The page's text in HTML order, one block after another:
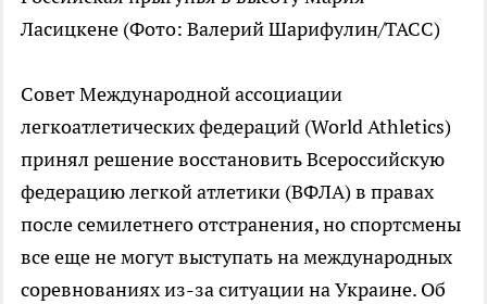
Ласицкене (Фото: Валерий Шарифулин/ТАСС)
Совет Международной ассоциации
легкоатлетических федераций (World Athletics)
принял решение восстановить Всероссийскую
федерацию легкой атлетики (ВФЛА) в правах
после семилетнего отстранения, но спортсмены
все еще не могут выступать на международных
соревнованиях из-за ситуации на Украине. Об